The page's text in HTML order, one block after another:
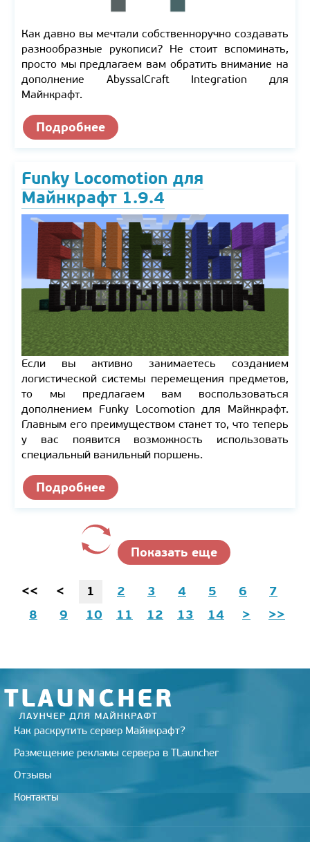
Как давно вы мечтали собственноручно создавать
разнообразные рукописи? Не стоит вспоминать,
просто мы предлагаем вам обратить внимание на
дополнение AbyssalCraft Integration для
Майнкрафт.
Подробнее
Funky Locomotion для
Майнкрафт 1.9.4
Если вы активно занимаетесь созданием
логистической системы перемещения предметов,
то мы предлагаем вам воспользоваться
дополнением Funky Locomotion для Майнкрафт.
Главным его преимуществом станет то, что теперь
у вас появится возможность использовать
специальный ванильный поршень.
Подробнее
Показать еще
<< < 1 2 3 4 5 6
7
8
9 10 11 12 13 14 > >>
Как раскрутить сервер Майнкрафт?
Размещение рекламы сервера в TLauncher
Отзывы
Контакты